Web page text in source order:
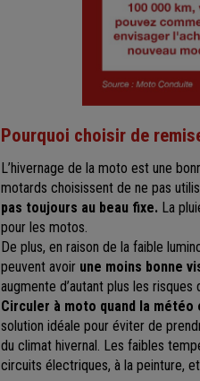
Pourquoi choisir de
L’hivernage de la moto est une
motards choisissent de ne pas
pas toujours au beau fixe. La
pour les motos.
De plus, en raison de la faible
peuvent avoir une moins bonne
augmente d’autant plus les risques
Circuler à moto quand la
solution idéale pour éviter de
du climat hivernal. Les faibles
circuits électriques, à la peinture,